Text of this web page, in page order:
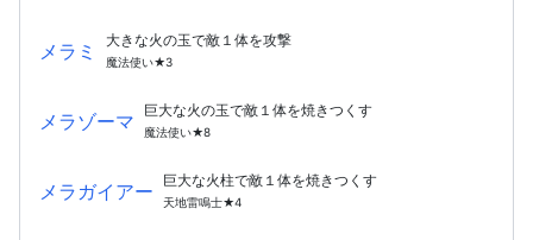
メラミ 大きな火の玉で敵１体を攻撃
魔法使い★3
メラゾーマ 巨大な火の玉で敵１体を焼きつくす
魔法使い★8
メラガイアー 巨大な火柱で敵１体を焼きつくす
天地雷鳴士★4